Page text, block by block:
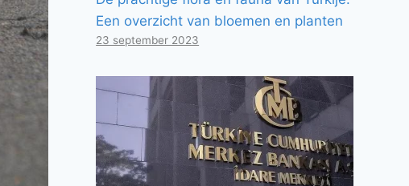
Een overzicht van bloemen en planten
23 september 2023